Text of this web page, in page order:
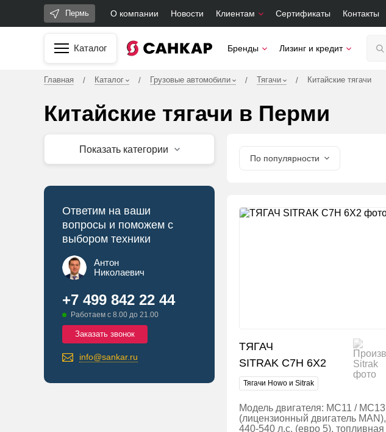
Пермь О компании Новости Клиентам Сертификаты Контакты
Каталог Бренды Лизинг и кредит
Главная / Каталог / Грузовые автомобили / Тягачи / Китайские тягачи
Китайские тягачи в Перми
Показать категории
Ответим на ваши
вопросы и поможем с
выбором техники
Антон
Николаевич
+7 499 842 22 44
Работаем с 8.00 до 21.00
Заказать звонок
info@sankar.ru
По популярности
ТЯГАЧ
SITRAK C7H 6X2
Тягачи Howo и Sitrak
Модель двигателя: MC11 / MC13
(лицензионный двигатель MAN),
440-540 л.с. (евро 5), топливная